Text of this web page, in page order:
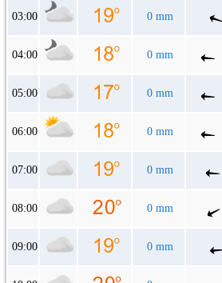
03:00 0 mm
04:00 0 mm
05:00 0 mm
06:00 0 mm
07:00 0 mm
08:00 0 mm
09:00 0 mm